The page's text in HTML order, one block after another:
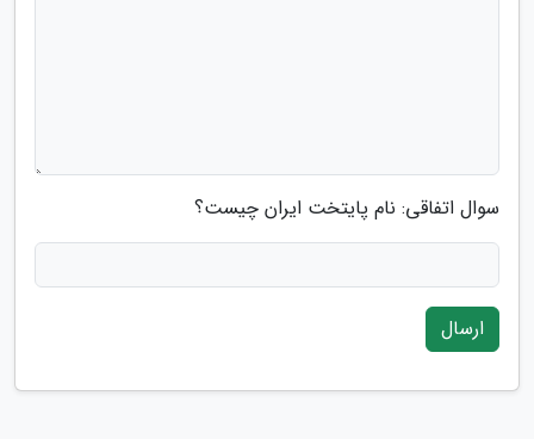
سوال اتفاقی: نام پایتخت ایران چیست؟
ارسال